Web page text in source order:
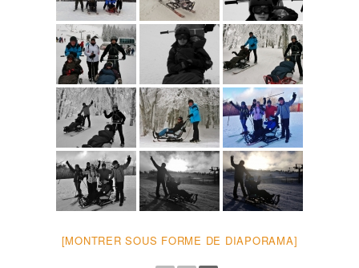
[MONTRER SOUS FORME DE DIAPORAMA]